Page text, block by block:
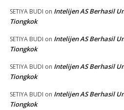
SETIYA BUDI on Intelijen AS Berhasil
Tiongkok
SETIYA BUDI on Intelijen AS Berhasil
Tiongkok
SETIYA BUDI on Intelijen AS Berhasil
Tiongkok
SETIYA BUDI on Intelijen AS Berhasil
Tiongkok